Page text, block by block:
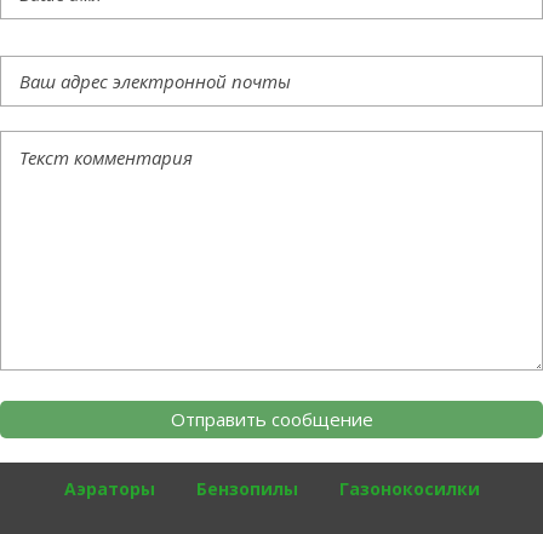
Аэраторы Бензопилы Газонокосилки